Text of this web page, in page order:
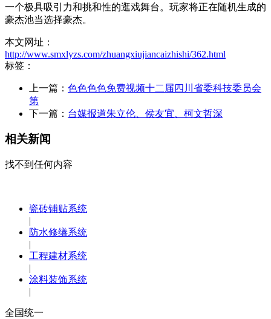
一个极具吸引力和挑和性的逛戏舞台。玩家将正在随机生成的
豪杰池当选择豪杰。
本文网址：
http://www.smxlyzs.com/zhuangxiujiancaizhishi/362.html
标签：
上一篇： 色色色色免费视频十二届四川省委科技委员会
第
下一篇： 台媒报道朱立伦、侯友宜、柯文哲深
相关新闻
找不到任何内容
瓷砖铺贴系统
|
防水修缮系统
|
工程建材系统
|
涂料装饰系统
|
全国统一